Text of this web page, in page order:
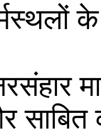
साबित